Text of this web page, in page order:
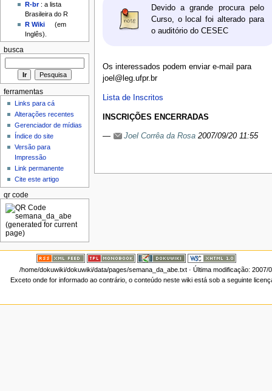
Devido a grande procura pelo
Curso, o local foi alterado para
o auditório do CESEC
Os interessados podem enviar e-mail para
joel@leg.ufpr.br
Lista de Inscritos
INSCRIÇÕES ENCERRADAS
— Joel Corrêa da Rosa2007/09/20 11:55
R-br: a lista
Brasileira do R
R Wiki
(em
Inglês).
busca
ferramentas
Links para cá
Alterações recentes
Gerenciador de mídias
Índice do site
Versão para
Impressão
Link permanente
Cite este artigo
qr code
/home/dokuwiki/dokuwiki/data/pages/semana_da_abe.txt· Última modificação: 2007/
Exceto onde for informado ao contrário, o conteúdo neste wiki está sob a seguinte